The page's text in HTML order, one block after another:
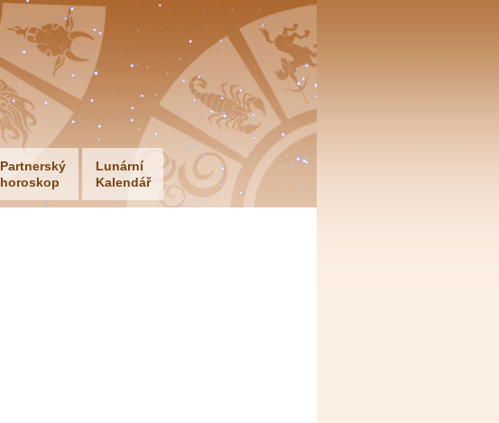
Partnerský
horoskop
Lunární
Kalendář